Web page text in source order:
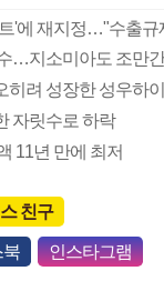
'에 재지정…"수출규
…지소미아도 조만
히려 성장한 성우하
자릿수로 하락
11년 만에 최저
친구
북 인스타그램